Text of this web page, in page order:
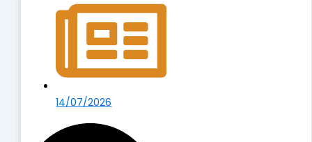
14/07/2026